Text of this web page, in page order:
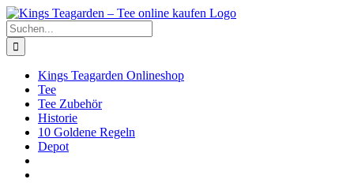
Zum
Inhalt
springen
Facebook
X
Instagram
Pinterest
Suche
nach:
Kings Teagarden Onlineshop
Tee
Tee Zubehör
Historie
10 Goldene Regeln
Depot